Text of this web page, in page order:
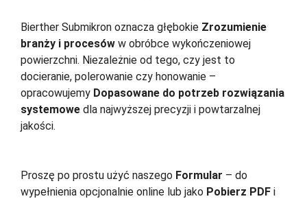
Bierther Submikron oznacza głębokie Zrozumienie
branży i procesów w obróbce wykończeniowej
powierzchni. Niezależnie od tego, czy jest to
docieranie, polerowanie czy honowanie –
opracowujemy Dopasowane do potrzeb rozwiązania
systemowe dla najwyższej precyzji i powtarzalnej
jakości.
Proszę po prostu użyć naszego Formular – do
wypełnienia opcjonalnie online lub jako Pobierz PDF i